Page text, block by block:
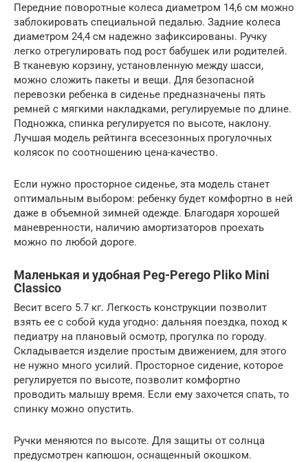
Передние поворотные колеса диаметром 14,6 см можно
заблокировать специальной педалью. Задние колеса
диаметром 24,4 см надежно зафиксированы. Ручку
легко отрегулировать под рост бабушек или родителей.
В тканевую корзину, установленную между шасси,
можно сложить пакеты и вещи. Для безопасной
перевозки ребенка в сиденье предназначены пять
ремней с мягкими накладками, регулируемые по длине.
Подножка, спинка регулируется по высоте, наклону.
Лучшая модель рейтинга всесезонных прогулочных
колясок по соотношению цена-качество.
Если нужно просторное сиденье, эта модель станет
оптимальным выбором: ребенку будет комфортно в ней
даже в объемной зимней одежде. Благодаря хорошей
маневренности, наличию амортизаторов проехать
можно по любой дороге.
Маленькая и удобная Peg-Perego Pliko Mini
Classico
Весит всего 5.7 кг. Легкость конструкции позволит
взять ее с собой куда угодно: дальняя поездка, поход к
педиатру на плановый осмотр, прогулка по городу.
Складывается изделие простым движением, для этого
не нужно много усилий. Просторное сидение, которое
регулируется по высоте, позволит комфортно
проводить малышу время. Если ему захочется спать, то
спинку можно опустить.
Ручки меняются по высоте. Для защиты от солнца
предусмотрен капюшон, оснащенный окошком.